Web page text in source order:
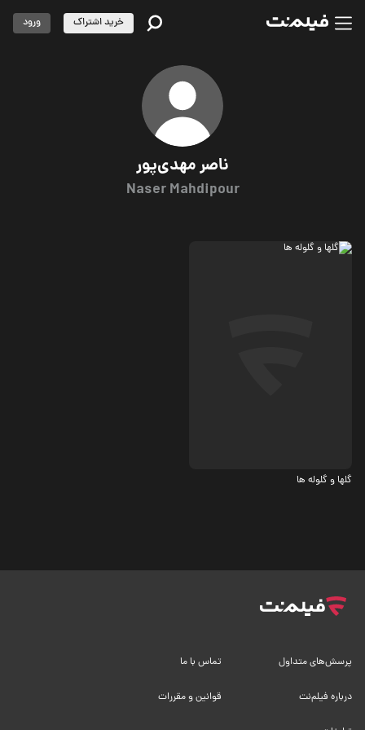
ناصر مهدی‌پور
Naser Mahdipour
خرید اشتراک ورود
گلها و گلوله ها
پرسش‌های متداول تماس با ما
درباره فیلم‌نت قوانین و مقررات